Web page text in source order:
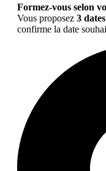
Formez-vous selon
Vous proposez 3
confirme la date